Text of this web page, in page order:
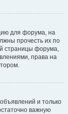
для форума, на
прочесть их по
страницы форума,
права на
и только
важную